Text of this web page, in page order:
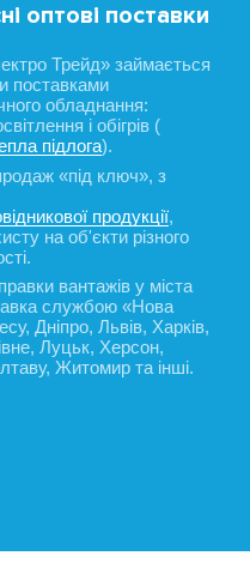
оптові поставки
Трейд» займається
поставками
обладнання:
і обігрів (
підлога).
«під ключ», з
продукції,
на об'єкти різного
вантажів у міста
службою «Нова
Дніпро, Львів, Харків,
Луцьк, Херсон,
Житомир та інші.